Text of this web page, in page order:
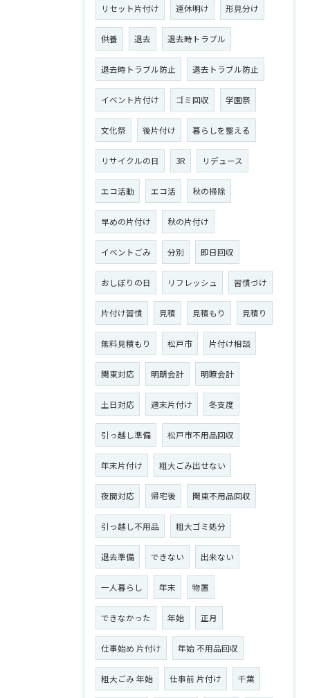
リセット片付け 連休明け 形見分け
供養 退去 退去時トラブル
退去時トラブル防止 退去トラブル防止
イベント片付け ゴミ回収 学園祭
文化祭 後片付け 暮らしを整える
リサイクルの日 3R リデュース
エコ活動 エコ活 秋の掃除
早めの片付け 秋の片付け
イベントごみ 分別 即日回収
おしぼりの日 リフレッシュ 習慣づけ
片付け習慣 見積 見積もり 見積り
無料見積もり 松戸市 片付け相談
関東対応 明朗会計 明瞭会計
土日対応 週末片付け 冬支度
引っ越し準備 松戸市不用品回収
年末片付け 粗大ごみ出せない
夜間対応 帰宅後 関東不用品回収
引っ越し不用品 粗大ゴミ処分
退去準備 できない 出来ない
一人暮らし 年末 物置
できなかった 年始 正月
仕事始め 片付け 年始 不用品回収
粗大ごみ 年始 仕事前 片付け 千葉